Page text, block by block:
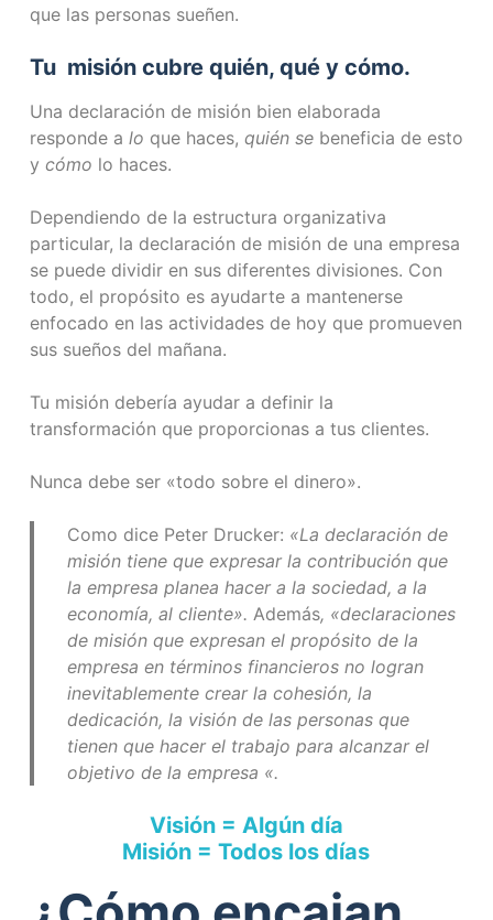
que las personas sueñen.
Tu misióncubre quién, qué y cómo.
Una declaración de misión bien elaborada
responde a lo que haces, quién sebeneficia de esto
y cómo lo haces.
Dependiendo de la estructura organizativa
particular, la declaración de misión de una empresa
se puede dividir en sus diferentes divisiones. Con
todo, el propósito es ayudarte a mantenerse
enfocado en las actividades de hoy que promueven
sus sueños del mañana.
Tu misión debería ayudar a definir la
transformación que proporcionas a tus clientes.
Nunca debe ser «todo sobre el dinero».
Como dice Peter Drucker: «La declaración de
misión tiene que expresar la contribución que
la empresa planea hacer a la sociedad, a la
economía, al cliente». Además, «declaraciones
de misión que expresan el propósito de la
empresa en términos financieros no logran
inevitablemente crear la cohesión, la
dedicación, la visión de las personas que
tienen que hacer el trabajo para alcanzar el
objetivo de la empresa «.
Visión = Algún día
Misión = Todos los días